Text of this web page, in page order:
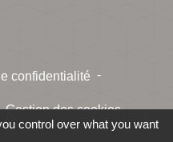
confidentialité -
Gestion des cookies
control over what you want